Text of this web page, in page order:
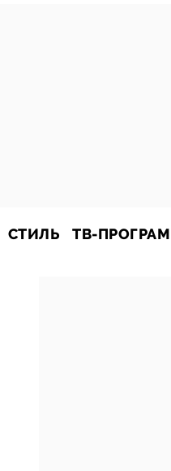
СТИЛЬ ТВ-